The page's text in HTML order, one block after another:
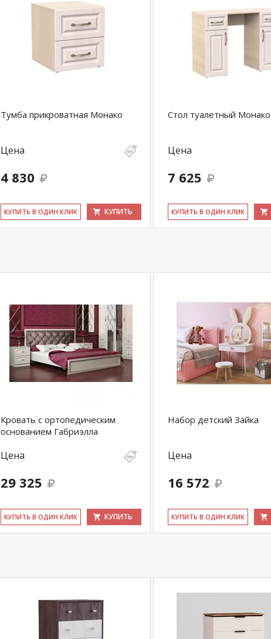
Тумба прикроватная Монако
Цена
4 830
КУ­ПИТЬ В ОДИН КЛИК КУПИТЬ
Стол туалетный Монако
Цена
7 625
КУ­ПИТЬ В ОДИН КЛИК
Кровать с ортопедическим
основанием Габриэлла
Цена
29 325
КУ­ПИТЬ В ОДИН КЛИК КУПИТЬ
Набор детский Зайка
Цена
16 572
КУ­ПИТЬ В ОДИН КЛИК